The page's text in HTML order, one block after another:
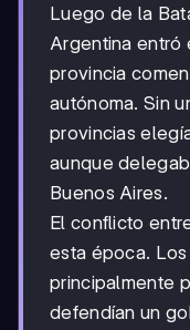
Luego de la
Argentina entró
provincia
autónoma. Sin
provincias
aunque
Buenos Aires.
El conflicto
esta época.
principalmente
defendían un